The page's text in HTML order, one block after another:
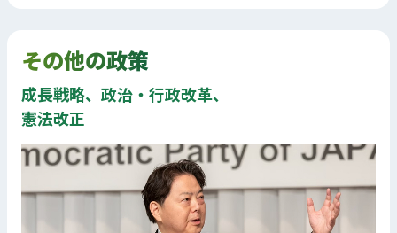
その他の政策
成長戦略、政治・行政改革、
憲法改正